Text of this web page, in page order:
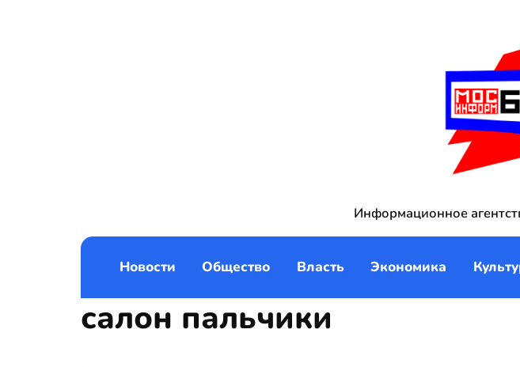
Информационное
Новости Общество Власть Экономика
салон пальчики